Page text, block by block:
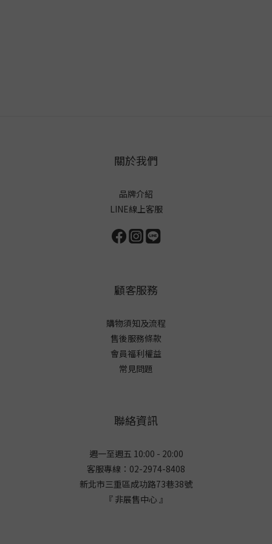
關於我們
品牌介紹
LINE線上客服
顧客服務
購物須知及流程
售後服務條款
會員福利權益
常見問題
聯絡資訊
週一至週五 10:00 - 20:00
客服專線：02-2974-8408
新北市三重區成功路73巷38號
『 非展售中心 』